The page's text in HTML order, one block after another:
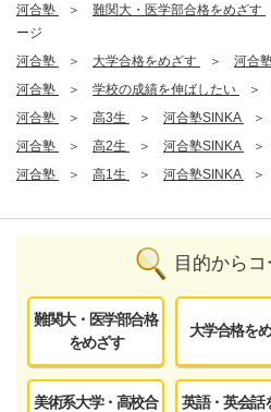
河合塾 難関大・医学部合格をめざす
ージ
河合塾
大学合格をめざす 河合
河合塾
学校の成績を伸ばしたい
河合塾
高3生 河合塾SINKA
河合塾
高2生 河合塾SINKA
河合塾
高1生 河合塾SINKA
目的から
難関大・医学部合格
をめざす
大学合格を
美術系大学・高校合
英語・英会話